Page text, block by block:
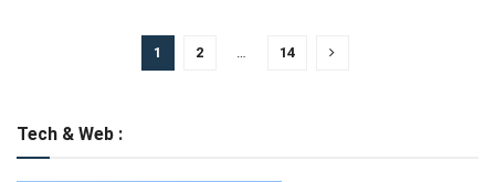
1 2 14
Tech & Web :